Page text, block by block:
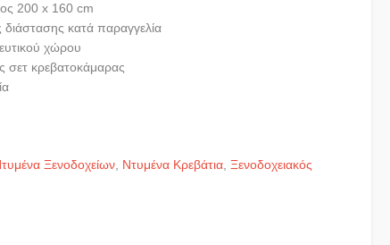
200 x 160 cm
κατά παραγγελία
χώρου
σετ κρεβατοκάμαρας
Ξενοδοχείων Ντυμένα Κρεβάτια ,Ξενοδοχειακός